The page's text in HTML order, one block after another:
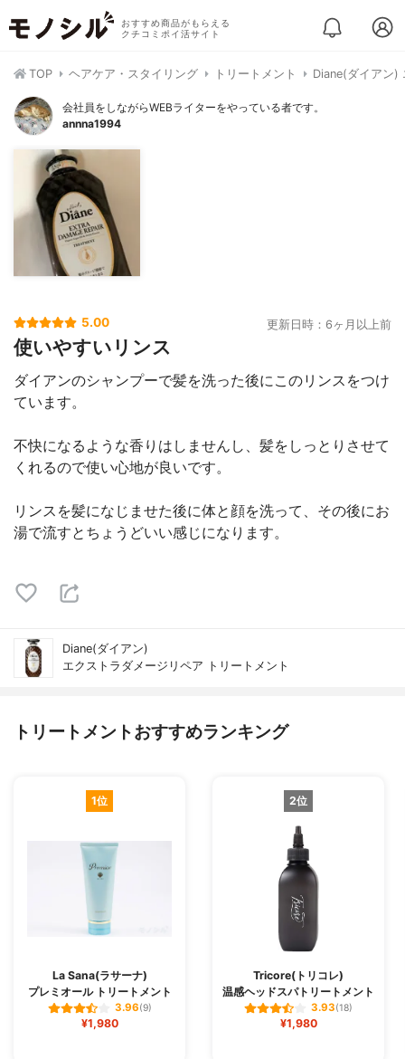
おすすめ商品がもらえる
クチコミポイ活サイト
TOP ヘアケア・スタイリング トリートメント Diane(ダイアン)
会社員をしながらWEBライターをやっている者です。
annna1994
5.00 更新日時：6ヶ月以上前
使いやすいリンス
ダイアンのシャンプーで髪を洗った後にこのリンスをつけ
ています。
不快になるような香りはしませんし、髪をしっとりさせて
くれるので使い心地が良いです。
リンスを髪になじませた後に体と顔を洗って、その後にお
湯で流すとちょうどいい感じになります。
Diane(ダイアン)
エクストラダメージリペア トリートメント
トリートメントおすすめランキング
1位
La Sana(ラサーナ)
プレミオール トリートメント
3.96(9)
¥1,980
2位
Tricore(トリコレ)
温感ヘッドスパトリートメント
3.93(18)
¥1,980